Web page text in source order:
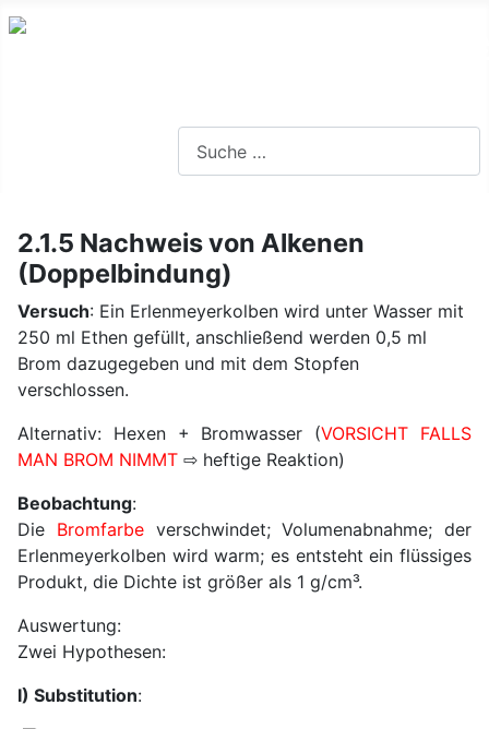
2.1.5 Nachweis von Alkenen
(Doppelbindung)
Versuch: Ein Erlenmeyerkolben wird unter Wasser mit
250 ml Ethen gefüllt, anschließend werden 0,5 ml
Brom dazugegeben und mit dem Stopfen
verschlossen.
Alternativ: Hexen + Bromwasser (VORSICHT FALLS
MAN BROM NIMMT ⇨ heftige Reaktion)
Beobachtung:
Die Bromfarbeverschwindet; Volumenabnahme; der
Erlenmeyerkolben wird warm; es entsteht ein flüssiges
Produkt, die Dichte ist größer als 1 g/cm³.
Auswertung:
Zwei Hypothesen:
I) Substitution: